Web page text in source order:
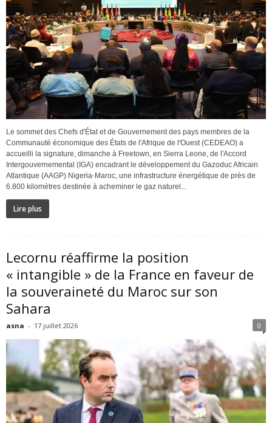
Le sommet des Chefs d'État et de Gouvernement des pays membres de la
Communauté économique des États de l'Afrique de l'Ouest (CEDEAO) a
accueilli la signature, dimanche à Freetown, en Sierra Leone, de l'Accord
Intergouvernemental (IGA) encadrant le développement du Gazoduc Africain
Atlantique (AAGP) Nigeria-Maroc, une infrastructure énergétique de près de
6.800 kilomètres destinée à acheminer le gaz naturel...
Lire plus
Lecornu réaffirme la position
« intangible » de la France en faveur de
la souveraineté du Maroc sur son
Sahara
asna - 17 juillet 2026 0